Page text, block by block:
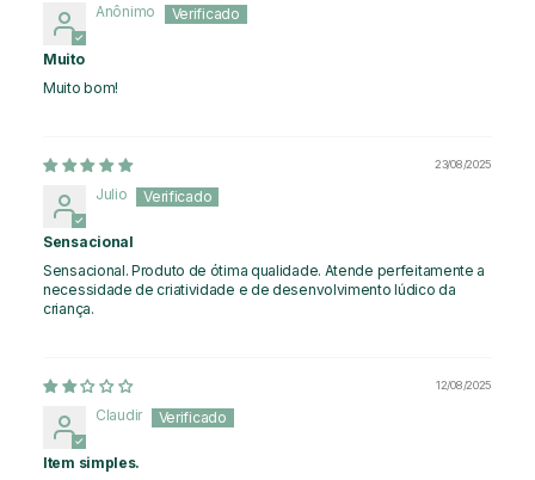
Anônimo
Muito
Muito bom!
23/08/2025
Julio
Sensacional
Sensacional. Produto de ótima qualidade. Atende perfeitamente a
necessidade de criatividade e de desenvolvimento lúdico da
criança.
12/08/2025
Claudir
Item simples.